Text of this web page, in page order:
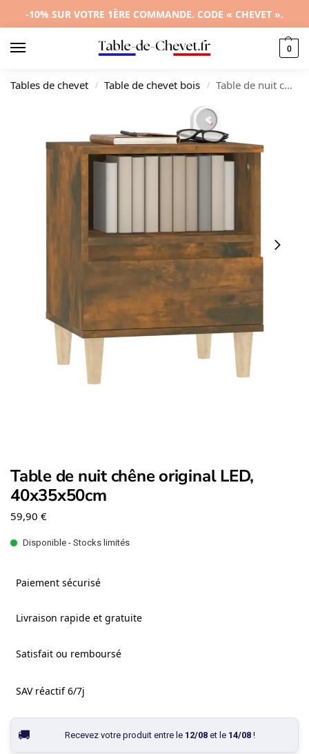
-10% SUR VOTRE 1ÈRE COMMANDE. CODE « CHEVET ».
0
Tables de chevet / Table de chevet bois / Table de nuit chêne original LED, 40x35x50cm
Table de nuit chêne original LED,
40x35x50cm
59,90 €
Disponible - Stocks limités
Paiement sécurisé
Livraison rapide et gratuite
Satisfait ou remboursé
SAV réactif 6/7j
Recevez votre produit entre le 12/08et le 14/08!